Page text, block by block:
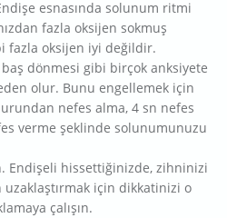
esnasında solunum ritmi
fazla oksijen sokmuş
fazla oksijen iyi değildir.
baş dönmesi gibi birçok anksiyete
olur. Bunu engellemek için
nefes alma, 4 sn nefes
verme şeklinde solunumunuzu
Endişeli hissettiğinizde, zihninizi
için dikkatinizi o
çalışın.